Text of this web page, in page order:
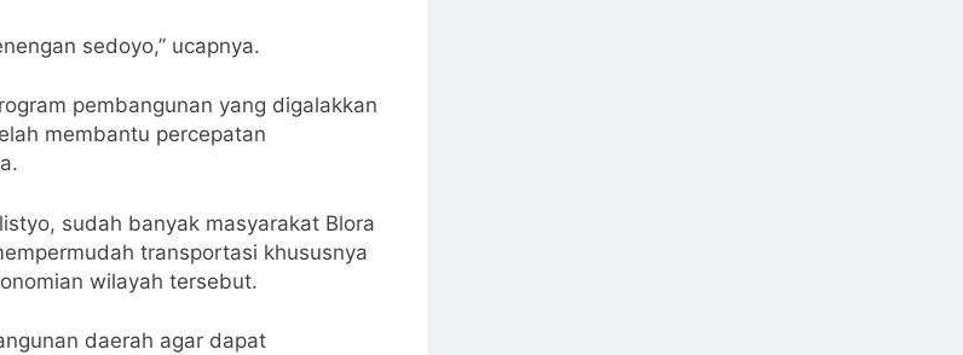
sedoyo,” ucapnya.
pembangunan yang digalakkan
membantu percepatan
sudah banyak masyarakat Blora
transportasi khususnya
wilayah tersebut.
daerah agar dapat